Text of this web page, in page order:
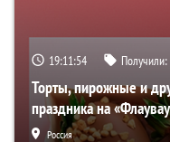
19:11:53 Получили:
Торты, пирожные и
праздника на
Россия